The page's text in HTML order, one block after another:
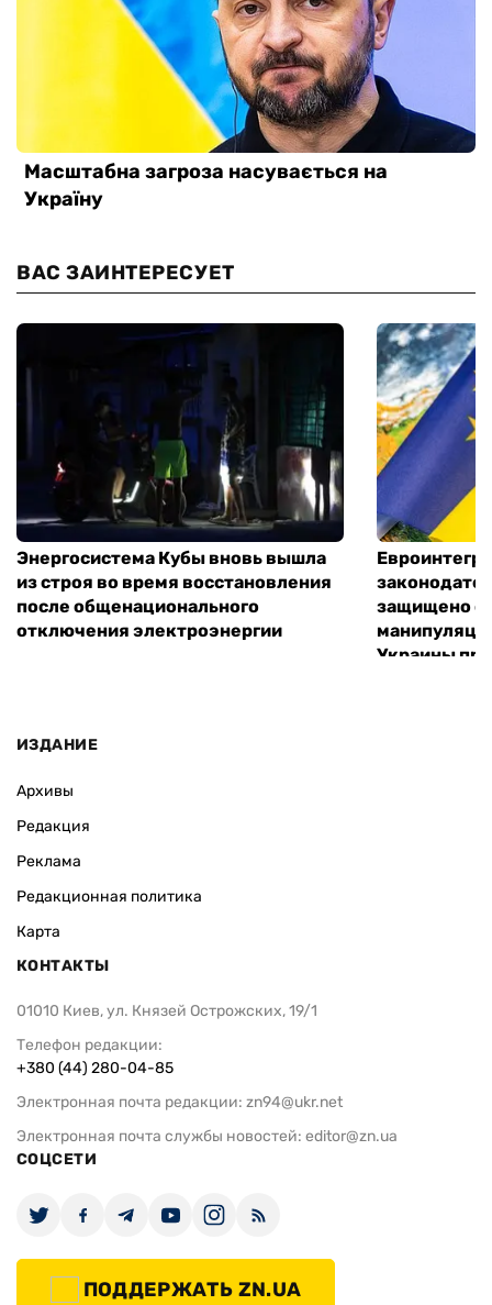
ВАС ЗАИНТЕРЕСУЕТ
Энергосистема Кубы вновь вышла
из строя во время восстановления
после общенационального
отключения электроэнергии
защищено
Украины
ИЗДАНИЕ
Архивы
Редакция
Реклама
Редакционная политика
Карта
КОНТАКТЫ
01010 Киев, ул. Князей Острожских, 19/1
Телефон редакции:
+380 (44) 280-04-85
Электронная почта редакции: zn94@ukr.net
Электронная почта службы новостей: editor@zn.ua
СОЦСЕТИ
ПОДДЕРЖАТЬ ZN.UA